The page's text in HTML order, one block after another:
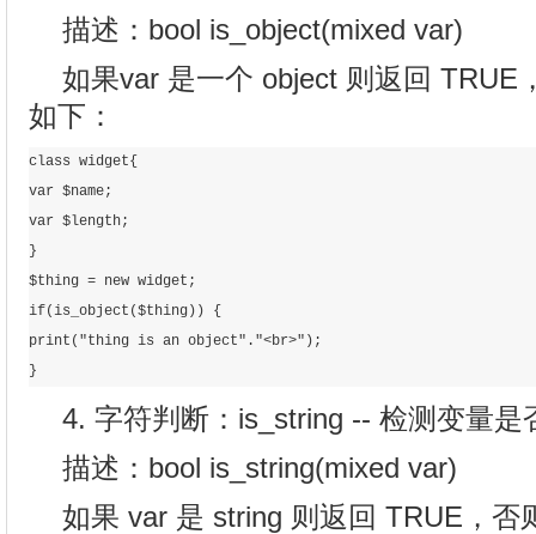
描述：bool is_object(mixed var)
如果var 是一个 object 则返回 TRUE
如下：
class widget{
var $name;
var $length;
}
$thing = new widget;
if(is_object($thing)) {
print("thing is an object"."<br>");
}
4. 字符判断：is_string -- 检测变量是
描述：bool is_string(mixed var)
如果 var 是 string 则返回 TRUE，否